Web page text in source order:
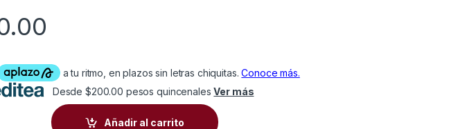
Desde $200.00 pesos quincenalesVer más
— SMYSLOV 3 MATCHES POR EL CAMPEONATO DEL MUNDO quantity
Añadir al carrito